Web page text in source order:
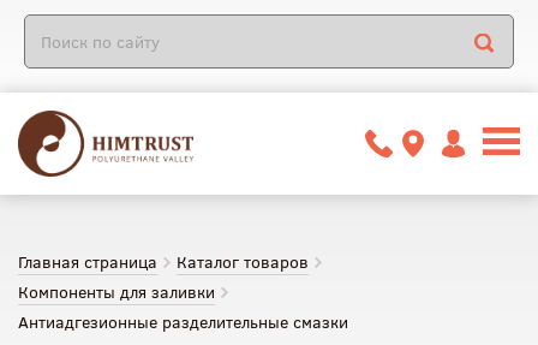
Главная страница
Каталог товаров
Компоненты для заливки
Антиадгезионные разделительные смазки